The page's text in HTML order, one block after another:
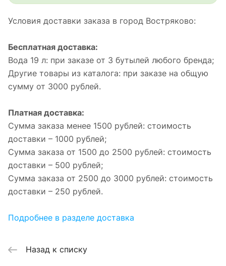
Условия доставки заказа в город Востряково:
Бесплатная доставка:
Вода 19 л: при заказе от 3 бутылей любого бренда;
Другие товары из каталога: при заказе на общую
сумму от 3000 рублей.
Платная доставка:
Сумма заказа менее 1500 рублей: стоимость
доставки – 1000 рублей;
Сумма заказа от 1500 до 2500 рублей: стоимость
доставки – 500 рублей;
Сумма заказа от 2500 до 3000 рублей: стоимость
доставки – 250 рублей.
Подробнее в разделе доставка
Назад к списку